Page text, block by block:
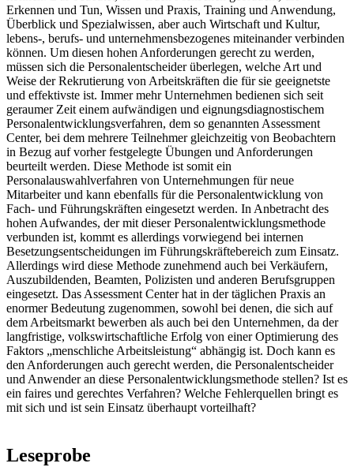
Erkennen und Tun, Wissen und Praxis, Training und Anwendung,
Überblick und Spezialwissen, aber auch Wirtschaft und Kultur,
lebens-, berufs- und unternehmensbezogenes miteinander verbinden
können. Um diesen hohen Anforderungen gerecht zu werden,
müssen sich die Personalentscheider überlegen, welche Art und
Weise der Rekrutierung von Arbeitskräften die für sie geeignetste
und effektivste ist. Immer mehr Unternehmen bedienen sich seit
geraumer Zeit einem aufwändigen und eignungsdiagnostischem
Personalentwicklungsverfahren, dem so genannten Assessment
Center, bei dem mehrere Teilnehmer gleichzeitig von Beobachtern
in Bezug auf vorher festgelegte Übungen und Anforderungen
beurteilt werden. Diese Methode ist somit ein
Personalauswahlverfahren von Unternehmungen für neue
Mitarbeiter und kann ebenfalls für die Personalentwicklung von
Fach- und Führungskräften eingesetzt werden. In Anbetracht des
hohen Aufwandes, der mit dieser Personalentwicklungsmethode
verbunden ist, kommt es allerdings vorwiegend bei internen
Besetzungsentscheidungen im Führungskräftebereich zum Einsatz.
Allerdings wird diese Methode zunehmend auch bei Verkäufern,
Auszubildenden, Beamten, Polizisten und anderen Berufsgruppen
eingesetzt. Das Assessment Center hat in der täglichen Praxis an
enormer Bedeutung zugenommen, sowohl bei denen, die sich auf
dem Arbeitsmarkt bewerben als auch bei den Unternehmen, da der
langfristige, volkswirtschaftliche Erfolg von einer Optimierung des
Faktors „menschliche Arbeitsleistung“ abhängig ist. Doch kann es
den Anforderungen auch gerecht werden, die Personalentscheider
und Anwender an diese Personalentwicklungsmethode stellen? Ist es
ein faires und gerechtes Verfahren? Welche Fehlerquellen bringt es
mit sich und ist sein Einsatz überhaupt vorteilhaft?
Leseprobe